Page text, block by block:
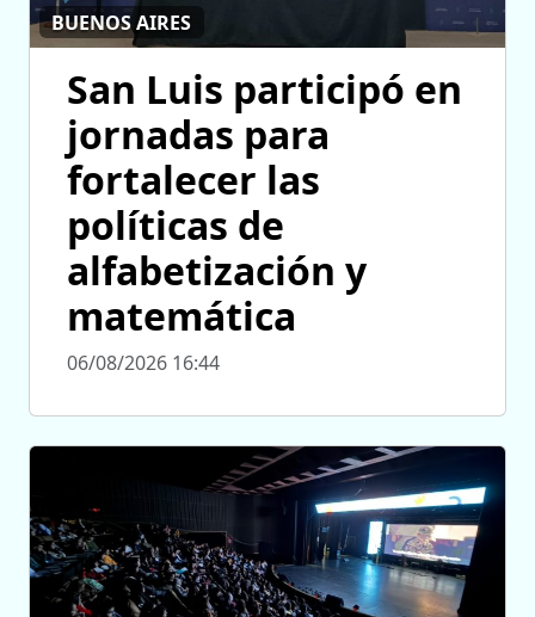
BUENOS AIRES
San Luis participó en
jornadas para
fortalecer las
políticas de
alfabetización y
matemática
06/08/2026 16:44